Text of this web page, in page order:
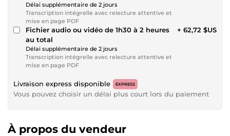
Délai supplémentaire de 2 jours
Transcription intégrelle avec relecture attentive et
mise en page PDF
Fichier audio ou vidéo de 1h30 à 2 heures
au total
Délai supplémentaire de 2 jours
Transcription intégrelle avec relecture attentive et
mise en page PDF
+ 62,72 $US
Livraison express disponible EXPRESS
Vous pouvez choisir un délai plus court lors du paiement
À propos du vendeur